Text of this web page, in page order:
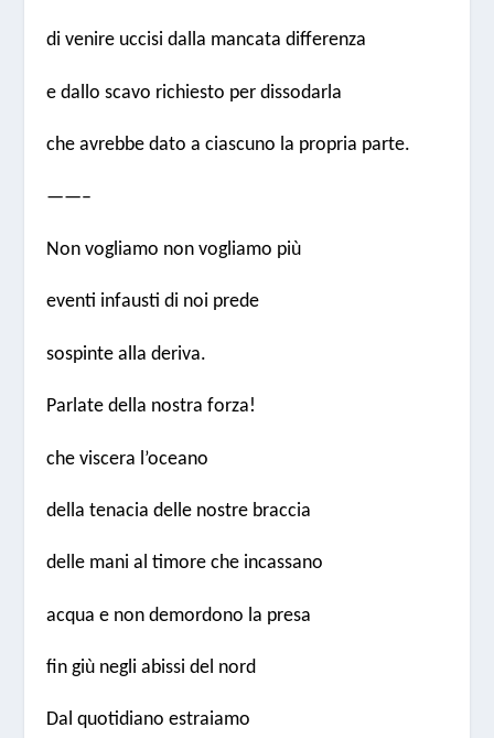
di venire uccisi dalla mancata differenza
e dallo scavo richiesto per dissodarla
che avrebbe dato a ciascuno la propria parte.
——–
Non vogliamo non vogliamo più
eventi infausti di noi prede
sospinte alla deriva.
Parlate della nostra forza!
che viscera l’oceano
della tenacia delle nostre braccia
delle mani al timore che incassano
acqua e non demordono la presa
fin giù negli abissi del nord
Dal quotidiano estraiamo